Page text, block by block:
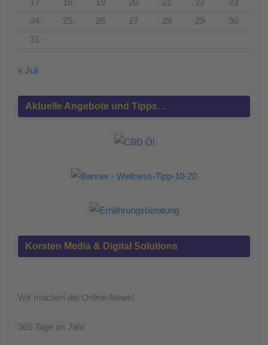
17
18 19 20 21 22
23
24
25 26 27 28 29
30
31
« Juli
Aktuelle Angebote und Tipps…
Korsten Media & Digital Solutions
Wir machen die Online-News!
365 Tage im Jahr